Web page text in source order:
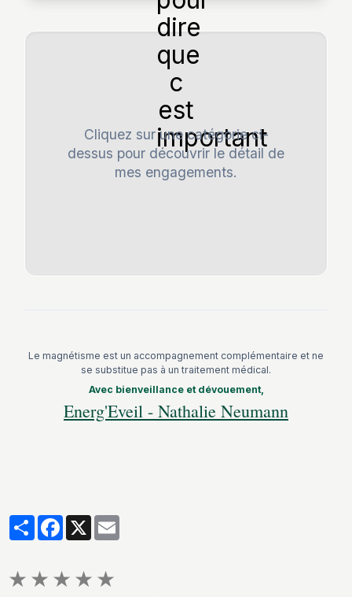
Cliquez sur une catégorie ci-
dessus pour découvrir le détail de
mes engagements.
Le magnétisme est un accompagnement complémentaire et ne
se substitue pas à un traitement médical.
Avec bienveillance et dévouement,
Energ'Eveil - Nathalie Neumann
PartagerFacebook
X
★ ★ ★ ★ ★